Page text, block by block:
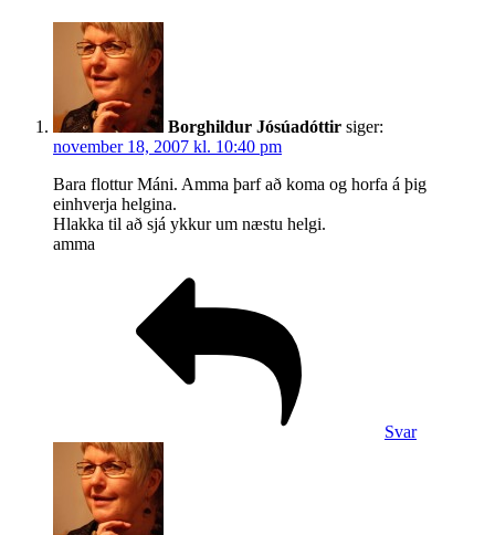
Borghildur Jósúadóttir siger:
november 18, 2007 kl. 10:40 pm
Bara flottur Máni. Amma þarf að koma og horfa á þig
einhverja helgina.
Hlakka til að sjá ykkur um næstu helgi.
amma
Svar